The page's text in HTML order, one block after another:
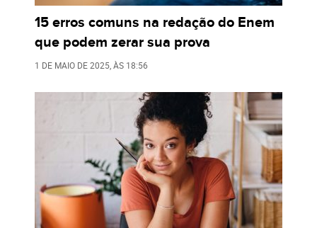
15 erros comuns na redação do Enem
que podem zerar sua prova
1 DE MAIO DE 2025 , ÀS 18:56